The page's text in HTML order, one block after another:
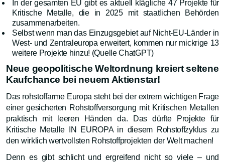
In der gesamten EU gibt es aktuell klägliche 47 Projekte für
Kritische Metalle, die in 2025 mit staatlichen Behörden
zusammenarbeiten.
Selbst wenn man das Einzugsgebiet auf Nicht-EU-Länder in
West- und Zentraleuropa erweitert, kommen nur mickrige 13
weitere Projekte hinzu! (Quelle ChatGPT)
Neue geopolitische Weltordnung kreiert seltene
Kaufchance bei neuem Aktienstar!
Das rohstoffarme Europa steht bei der extrem wichtigen Frage
einer gesicherten Rohstoffversorgung mit Kritischen Metallen
praktisch mit leeren Händen da. Das dürfte Projekte für
Kritische Metalle IN EUROPA in diesem Rohstoffzyklus zu
den wirklich wertvollsten Rohstoffprojekten der Welt machen!
Denn es gibt schlicht und ergreifend nicht so viele – und